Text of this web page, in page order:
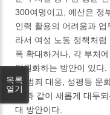
300여명이고, 예산은 정
인력 활용의 어려움과
라서 여성 노동 정책처
폭 확대하거나, 각 부처
일원화하는 방안이 있다
력 범죄 대응, 성평등 문
책’과 같이 새롭게 대두
대 방안이다.
목록
열기